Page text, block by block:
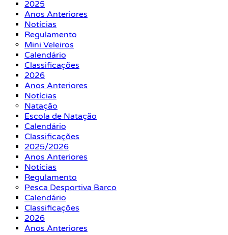
2025
Anos Anteriores
Notícias
Regulamento
Mini Veleiros
Calendário
Classificações
2026
Anos Anteriores
Notícias
Natação
Escola de Natação
Calendário
Classificações
2025/2026
Anos Anteriores
Notícias
Regulamento
Pesca Desportiva Barco
Calendário
Classificações
2026
Anos Anteriores